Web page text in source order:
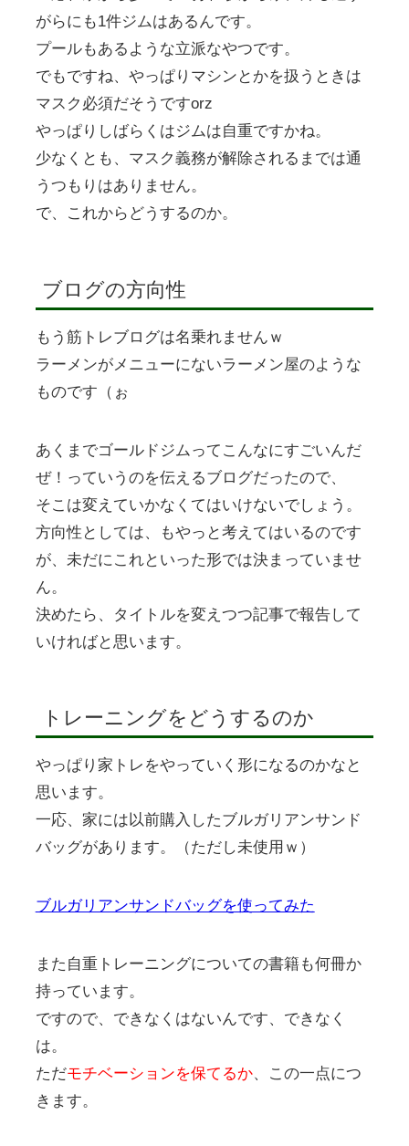
がらにも1件ジムはあるんです。
プールもあるような立派なやつです。
でもですね、やっぱりマシンとかを扱うときは
マスク必須だそうですorz
やっぱりしばらくはジムは自重ですかね。
少なくとも、マスク義務が解除されるまでは通
うつもりはありません。
で、これからどうするのか。
ブログの方向性
もう筋トレブログは名乗れませんｗ
ラーメンがメニューにないラーメン屋のような
ものです（ぉ
あくまでゴールドジムってこんなにすごいんだ
ぜ！っていうのを伝えるブログだったので、
そこは変えていかなくてはいけないでしょう。
方向性としては、もやっと考えてはいるのです
が、未だにこれといった形では決まっていませ
ん。
決めたら、タイトルを変えつつ記事で報告して
いければと思います。
トレーニングをどうするのか
やっぱり家トレをやっていく形になるのかなと
思います。
一応、家には以前購入したブルガリアンサンド
バッグがあります。（ただし未使用ｗ）
ブルガリアンサンドバッグを使ってみた
また自重トレーニングについての書籍も何冊か
持っています。
ですので、できなくはないんです、できなく
は。
ただモチベーションを保てるか、この一点につ
きます。